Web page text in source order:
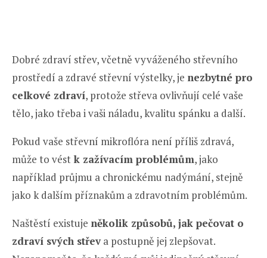
Dobré zdraví střev, včetně vyváženého střevního
prostředí a zdravé střevní výstelky, je nezbytné pro
celkové zdraví, protože střeva ovlivňují celé vaše
tělo, jako třeba i vaši náladu, kvalitu spánku a další.
Pokud vaše střevní mikroflóra není příliš zdravá,
může to vést k zažívacím problémům, jako
například průjmu a chronickému nadýmání, stejně
jako k dalším příznakům a zdravotním problémům.
Naštěstí existuje několik způsobů, jak pečovat o
zdraví svých střeva postupně jej zlepšovat.